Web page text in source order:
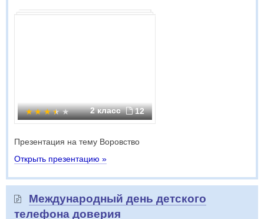
2 класс 12
Презентация на тему Воровство
Открыть презентацию »
Международный день детского
телефона доверия